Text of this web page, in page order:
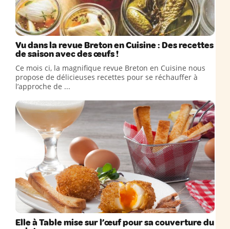
Vu dans la revue Breton en Cuisine : Des recettes
de saison avec des œufs !
Ce mois ci, la magnifique revue Breton en Cuisine nous
propose de délicieuses recettes pour se réchauffer à
l’approche de ...
Elle à Table mise sur l’œuf pour sa couverture du